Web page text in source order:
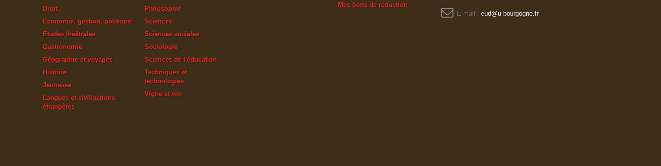
Droit
Economie, gestion, politique
Etudes théâtrales
Gastronomie
Géographie et voyages
Histoire
Jeunesse
Langues et civilisations
étrangères
Philosophie
Sciences
Sciences sociales
Sociologie
Sciences de l'éducation
Techniques et
technologies
Vigne et vin
Mes bons de réduction
E-mail : eud@u-bourgogne.fr